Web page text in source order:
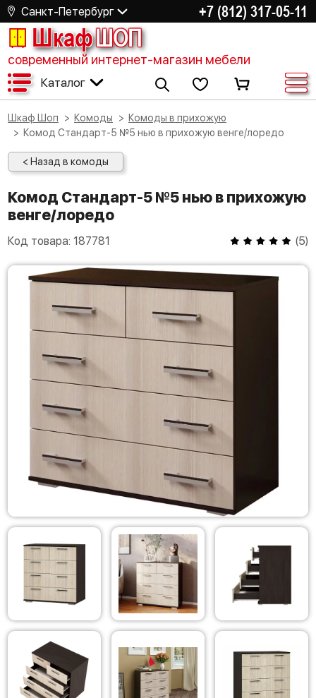
Санкт-Петербург +7 (812) 317-05-11
ШкафШОП
современный интернет-магазин мебели
Каталог
Шкаф Шоп Комоды
Комоды в прихожую
Комод Стандарт-5 №5 нью в прихожую венге/лоредо
< Назад в комоды
Комод Стандарт-5 №5 нью в прихожую
венге/лоредо
Код товара: 187781 (5)